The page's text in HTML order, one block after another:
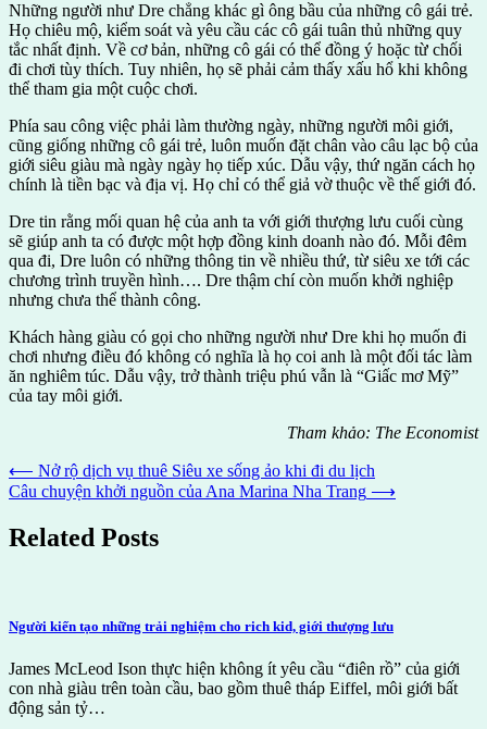
Những người như Dre chẳng khác gì ông bầu của những cô gái trẻ.
Họ chiêu mộ, kiểm soát và yêu cầu các cô gái tuân thủ những quy
tắc nhất định. Về cơ bản, những cô gái có thể đồng ý hoặc từ chối
đi chơi tùy thích. Tuy nhiên, họ sẽ phải cảm thấy xấu hổ khi không
thể tham gia một cuộc chơi.
Phía sau công việc phải làm thường ngày, những người môi giới,
cũng giống những cô gái trẻ, luôn muốn đặt chân vào câu lạc bộ của
giới siêu giàu mà ngày ngày họ tiếp xúc. Dẫu vậy, thứ ngăn cách họ
chính là tiền bạc và địa vị. Họ chỉ có thể giả vờ thuộc về thế giới đó.
Dre tin rằng mối quan hệ của anh ta với giới thượng lưu cuối cùng
sẽ giúp anh ta có được một hợp đồng kinh doanh nào đó. Mỗi đêm
qua đi, Dre luôn có những thông tin về nhiều thứ, từ siêu xe tới các
chương trình truyền hình…. Dre thậm chí còn muốn khởi nghiệp
nhưng chưa thể thành công.
Khách hàng giàu có gọi cho những người như Dre khi họ muốn đi
chơi nhưng điều đó không có nghĩa là họ coi anh là một đối tác làm
ăn nghiêm túc. Dẫu vậy, trở thành triệu phú vẫn là “Giấc mơ Mỹ”
của tay môi giới.
Tham khảo: The Economist
Post
navigation
⟵ Nở rộ dịch vụ thuê Siêu xe sống ảo khi đi du lịch
Câu chuyện khởi nguồn của Ana Marina Nha Trang ⟶
Related Posts
Người kiến tạo những trải nghiệm cho rich kid, giới thượng lưu
James McLeod Ison thực hiện không ít yêu cầu “điên rồ” của giới
con nhà giàu trên toàn cầu, bao gồm thuê tháp Eiffel, môi giới bất
động sản tỷ…